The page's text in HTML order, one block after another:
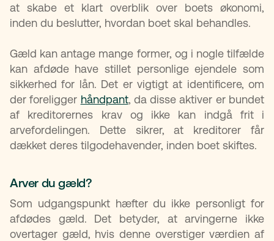
at skabe et klart overblik over boets økonomi,
inden du beslutter, hvordan boet skal behandles.
Gæld kan antage mange former, og i nogle tilfælde
kan afdøde have stillet personlige ejendele som
sikkerhed for lån. Det er vigtigt at identificere, om
der foreligger håndpant, da disse aktiver er bundet
af kreditorernes krav og ikke kan indgå frit i
arvefordelingen. Dette sikrer, at kreditorer får
dækket deres tilgodehavender, inden boet skiftes.
Arver du gæld?
Som udgangspunkt hæfter du ikke personligt for
afdødes gæld. Det betyder, at arvingerne ikke
overtager gæld, hvis denne overstiger værdien af